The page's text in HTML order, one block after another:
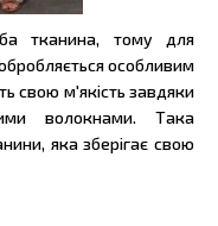
тканина, тому для
особливим
свою м'якість завдяки
волокнами. Така
яка зберігає свою